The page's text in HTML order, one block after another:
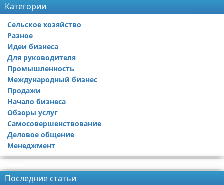
Категории
Сельское хозяйство
Разное
Идеи бизнеса
Для руководителя
Промышленность
Международный бизнес
Продажи
Начало бизнеса
Обзоры услуг
Самосовершенствование
Деловое общение
Менеджмент
Последние статьи